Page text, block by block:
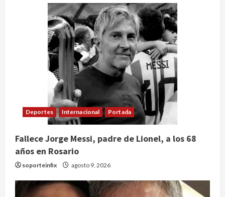
Deportes Internacional Portada
Fallece Jorge Messi, padre de Lionel, a los 68
años en Rosario
soporteinfix agosto 9, 2026